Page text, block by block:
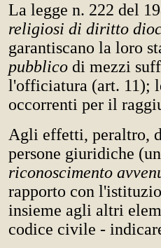
La legge n. 222 del
religiosi di diritto
garantiscano la loro
pubblico di mezzi
l'officiatura (art. 11);
occorrenti per il
Agli effetti, peraltro,
persone giuridiche
riconoscimento
rapporto con
insieme agli altri
codice civile -